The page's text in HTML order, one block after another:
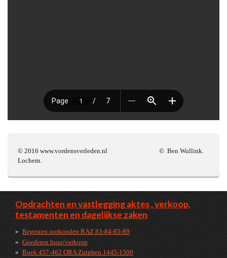
© 2016 www.vordensverleden.nl © Ben Wullink.
Lochem.
Opdrachten en vastlegging aktes , verkoop,
testamenten en dagelijkse zaken
Regesten oorkonden RAZ 83-84-85-89
Goederen huur/verkoop
Boek 457-462 ORA Zutphen 1445-1500